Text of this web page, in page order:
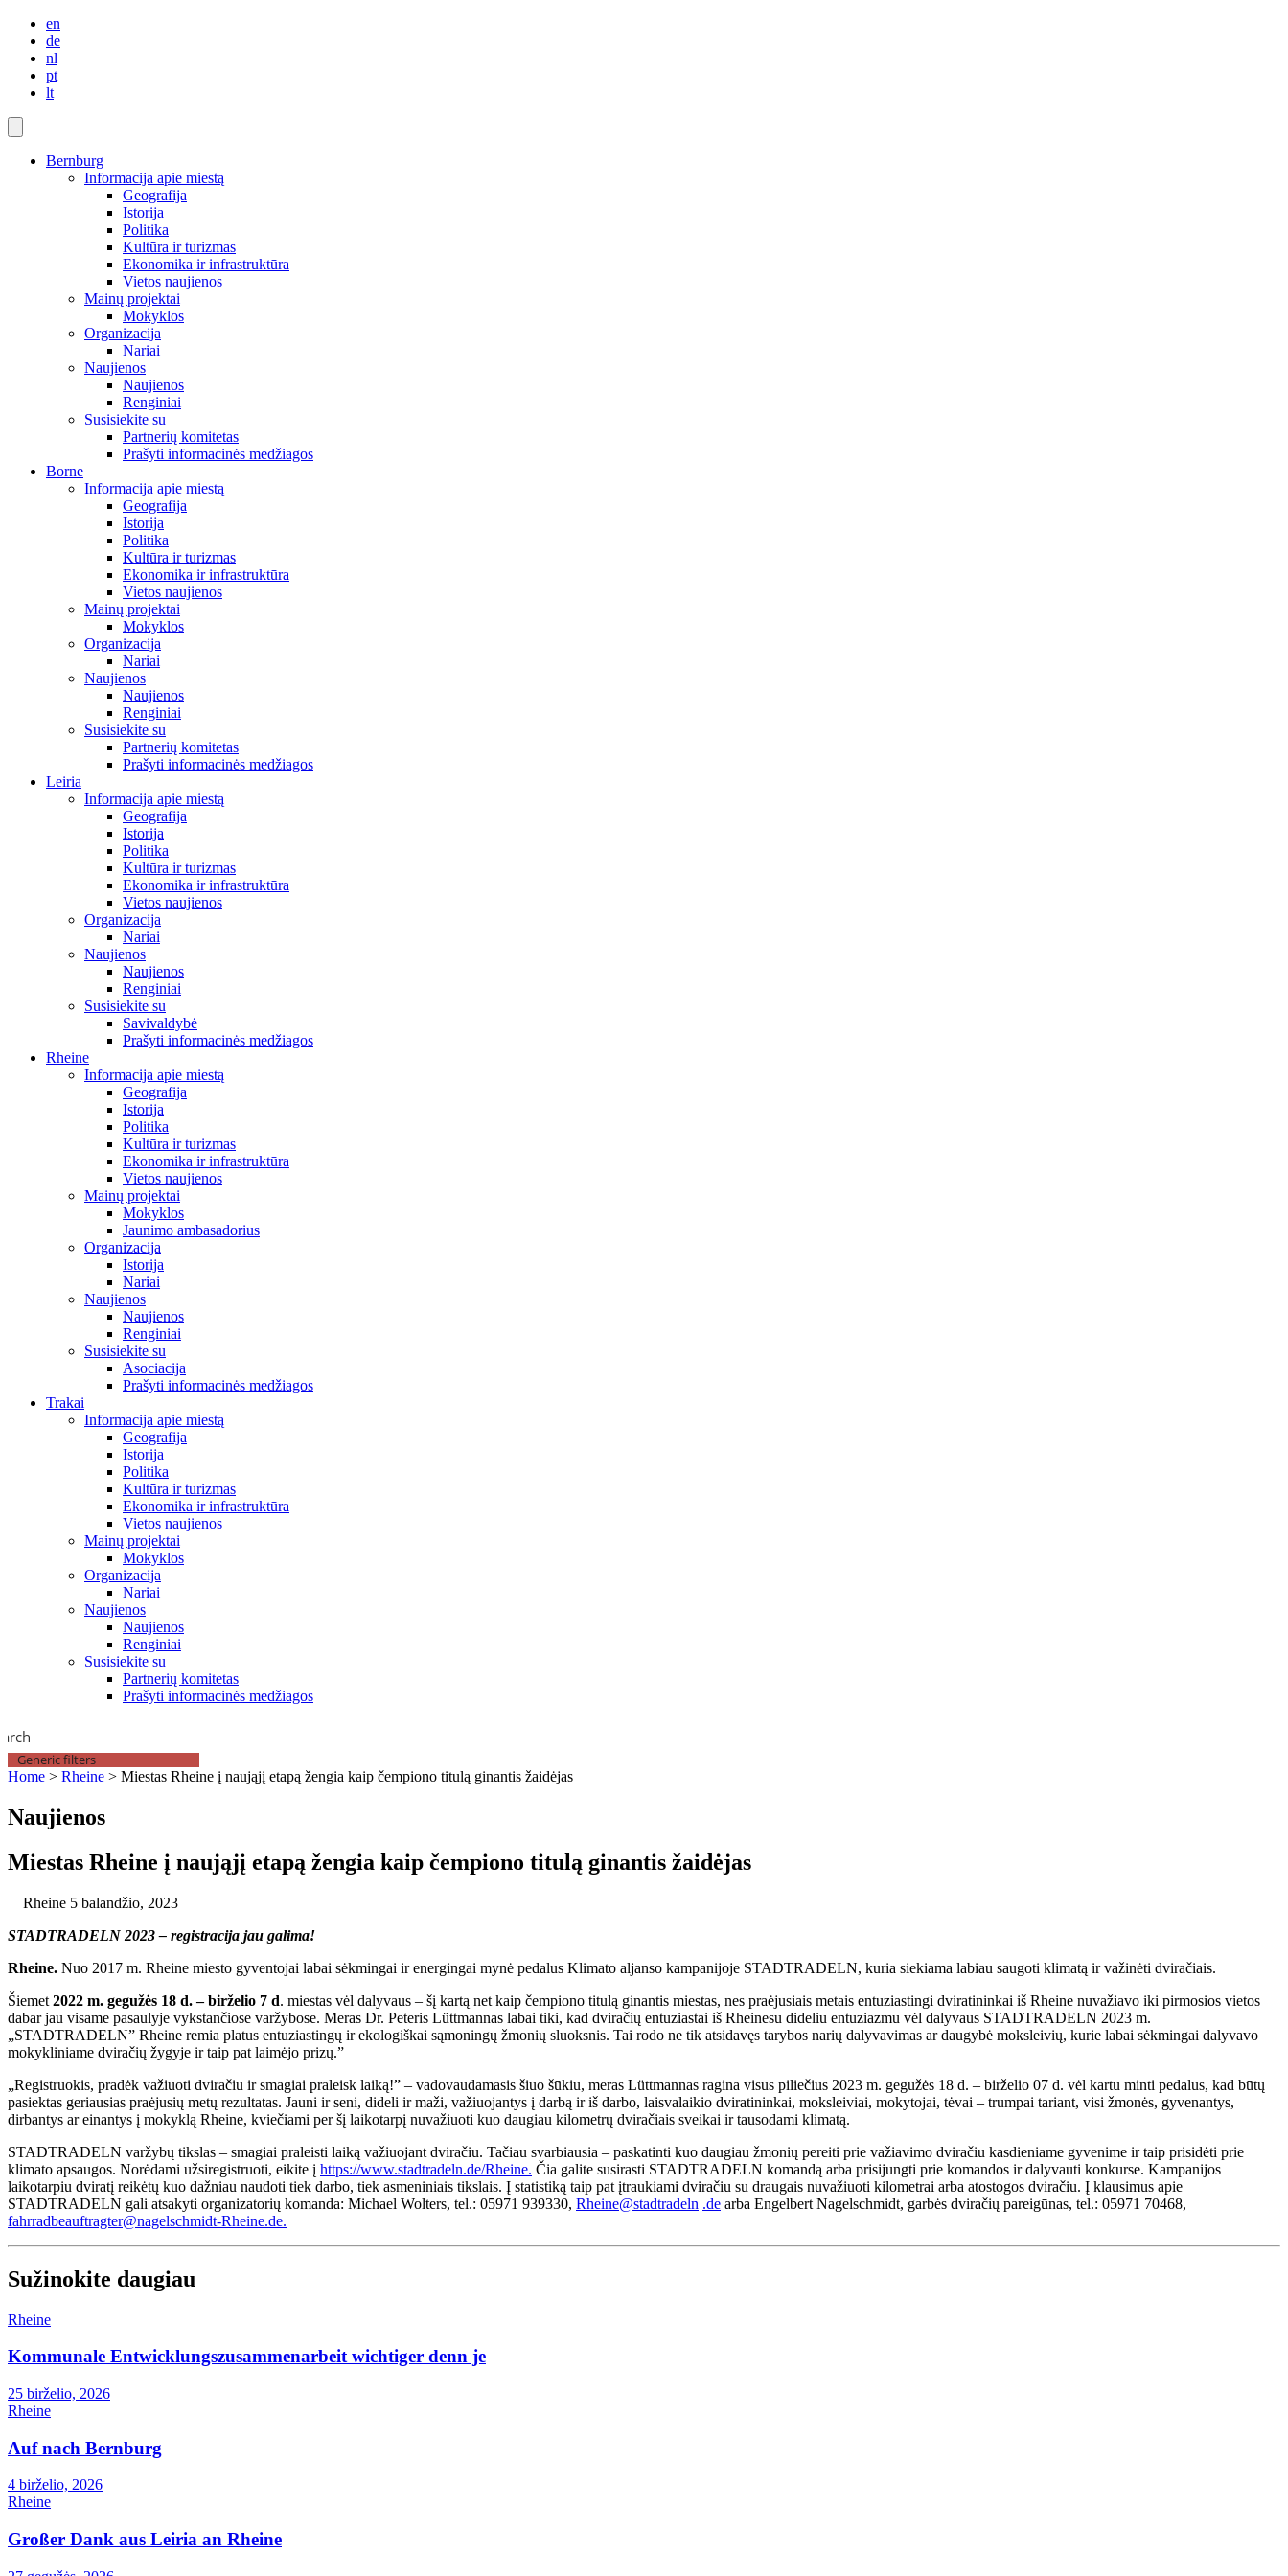
en
de
nl
pt
lt
Bernburg
Informacija apie miestą
Geografija
Istorija
Politika
Kultūra ir turizmas
Ekonomika ir infrastruktūra
Vietos naujienos
Mainų projektai
Mokyklos
Organizacija
Nariai
Naujienos
Naujienos
Renginiai
Susisiekite su
Partnerių komitetas
Prašyti informacinės medžiagos
Borne
Informacija apie miestą
Geografija
Istorija
Politika
Kultūra ir turizmas
Ekonomika ir infrastruktūra
Vietos naujienos
Mainų projektai
Mokyklos
Organizacija
Nariai
Naujienos
Naujienos
Renginiai
Susisiekite su
Partnerių komitetas
Prašyti informacinės medžiagos
Leiria
Informacija apie miestą
Geografija
Istorija
Politika
Kultūra ir turizmas
Ekonomika ir infrastruktūra
Vietos naujienos
Organizacija
Nariai
Naujienos
Naujienos
Renginiai
Susisiekite su
Savivaldybė
Prašyti informacinės medžiagos
Rheine
Informacija apie miestą
Geografija
Istorija
Politika
Kultūra ir turizmas
Ekonomika ir infrastruktūra
Vietos naujienos
Mainų projektai
Mokyklos
Jaunimo ambasadorius
Organizacija
Istorija
Nariai
Naujienos
Naujienos
Renginiai
Susisiekite su
Asociacija
Prašyti informacinės medžiagos
Trakai
Informacija apie miestą
Geografija
Istorija
Politika
Kultūra ir turizmas
Ekonomika ir infrastruktūra
Vietos naujienos
Mainų projektai
Mokyklos
Organizacija
Nariai
Naujienos
Naujienos
Renginiai
Susisiekite su
Partnerių komitetas
Prašyti informacinės medžiagos
Generic filters
Home > Rheine > Miestas Rheine į naująjį etapą žengia kaip čempiono titulą ginantis žaidėjas
Naujienos
Miestas Rheine į naująjį etapą žengia kaip čempiono titulą ginantis žaidėjas
Rheine 5 balandžio, 2023
STADTRADELN 2023 – registracija jau galima!
Rheine. Nuo 2017 m. Rheine miesto gyventojai labai sėkmingai ir energingai mynė pedalus Klimato aljanso kampanijoje STADTRADELN, kuria siekiama labiau saugoti klimatą ir važinėti dviračiais.
Šiemet 2022 m. gegužės 18 d. – birželio 7 d. miestas vėl dalyvaus – šį kartą net kaip čempiono titulą ginantis miestas, nes praėjusiais metais entuziastingi dviratininkai iš Rheine nuvažiavo iki pirmosios vietos
dabar jau visame pasaulyje vykstančiose varžybose. Meras Dr. Peteris Lüttmannas labai tiki, kad dviračių entuziastai iš Rheinesu dideliu entuziazmu vėl dalyvaus STADTRADELN 2023 m.
„STADTRADELN” Rheine remia platus entuziastingų ir ekologiškai sąmoningų žmonių sluoksnis. Tai rodo ne tik atsidavęs tarybos narių dalyvavimas ar daugybė moksleivių, kurie labai sėkmingai dalyvavo
mokykliniame dviračių žygyje ir taip pat laimėjo prizų.”
„Registruokis, pradėk važiuoti dviračiu ir smagiai praleisk laiką!” – vadovaudamasis šiuo šūkiu, meras Lüttmannas ragina visus piliečius 2023 m. gegužės 18 d. – birželio 07 d. vėl kartu minti pedalus, kad būtų
pasiektas geriausias praėjusių metų rezultatas. Jauni ir seni, dideli ir maži, važiuojantys į darbą ir iš darbo, laisvalaikio dviratininkai, moksleiviai, mokytojai, tėvai – trumpai tariant, visi žmonės, gyvenantys,
dirbantys ar einantys į mokyklą Rheine, kviečiami per šį laikotarpį nuvažiuoti kuo daugiau kilometrų dviračiais sveikai ir tausodami klimatą.
STADTRADELN varžybų tikslas – smagiai praleisti laiką važiuojant dviračiu. Tačiau svarbiausia – paskatinti kuo daugiau žmonių pereiti prie važiavimo dviračiu kasdieniame gyvenime ir taip prisidėti prie
klimato apsaugos. Norėdami užsiregistruoti, eikite į https://www.stadtradeln.de/Rheine. Čia galite susirasti STADTRADELN komandą arba prisijungti prie komandos ir dalyvauti konkurse. Kampanijos
laikotarpiu dviratį reikėtų kuo dažniau naudoti tiek darbo, tiek asmeniniais tikslais. Į statistiką taip pat įtraukiami dviračiu su draugais nuvažiuoti kilometrai arba atostogos dviračiu. Į klausimus apie
STADTRADELN gali atsakyti organizatorių komanda: Michael Wolters, tel.: 05971 939330, Rheine@stadtradeln .de arba Engelbert Nagelschmidt, garbės dviračių pareigūnas, tel.: 05971 70468,
fahrradbeauftragter@nagelschmidt-Rheine.de.
Sužinokite daugiau
Rheine
Kommunale Entwicklungszusammenarbeit wichtiger denn je
25 birželio, 2026
Rheine
Auf nach Bernburg
4 birželio, 2026
Rheine
Großer Dank aus Leiria an Rheine